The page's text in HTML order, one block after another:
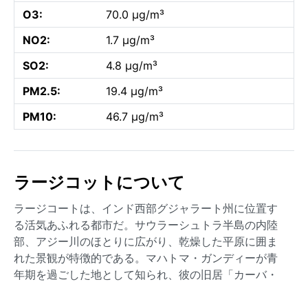
O3:
70.0 µg/m³
NO2:
1.7 µg/m³
SO2:
4.8 µg/m³
PM2.5:
19.4 µg/m³
PM10:
46.7 µg/m³
ラージコットについて
ラージコートは、インド西部グジャラート州に位置す
る活気あふれる都市だ。サウラーシュトラ半島の内陸
部、アジー川のほとりに広がり、乾燥した平原に囲ま
れた景観が特徴的である。マハトマ・ガンディーが青
年期を過ごした地として知られ、彼の旧居「カーバ・